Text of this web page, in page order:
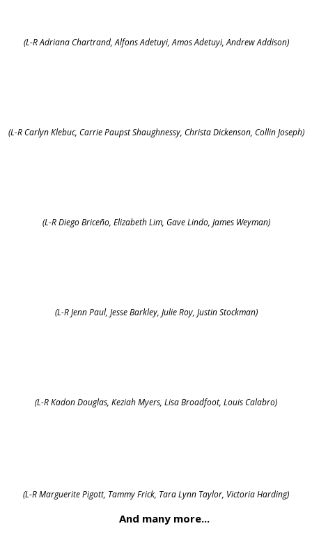
(L-R Adriana Chartrand, Alfons Adetuyi, Amos Adetuyi, Andrew Addison)
(L-R Carlyn Klebuc, Carrie Paupst Shaughnessy, Christa Dickenson, Collin Joseph)
(L-R Diego Briceño, Elizabeth Lim, Gave Lindo, James Weyman)
(L-R Jenn Paul, Jesse Barkley, Julie Roy, Justin Stockman)
(L-R Kadon Douglas, Keziah Myers, Lisa Broadfoot, Louis Calabro)
(L-R Marguerite Pigott, Tammy Frick, Tara Lynn Taylor, Victoria Harding)
And many more...